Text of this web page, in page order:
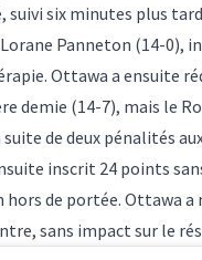
suivi six minutes plus
Panneton (14-0),
Ottawa a ensuite
demie (14-7), mais le
de deux pénalités
inscrit 24 points
de portée. Ottawa a
sans impact sur le